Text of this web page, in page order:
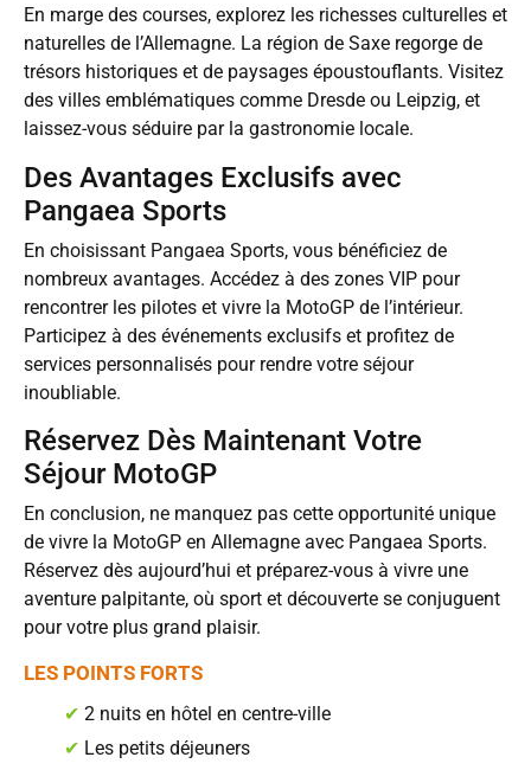
En marge des courses, explorez les richesses culturelles et
naturelles de l’Allemagne. La région de Saxe regorge de
trésors historiques et de paysages époustouflants. Visitez
des villes emblématiques comme Dresde ou Leipzig, et
laissez-vous séduire par la gastronomie locale.
Des Avantages Exclusifs avec
Pangaea Sports
En choisissant Pangaea Sports, vous bénéficiez de
nombreux avantages. Accédez à des zones VIP pour
rencontrer les pilotes et vivre la MotoGP de l’intérieur.
Participez à des événements exclusifs et profitez de
services personnalisés pour rendre votre séjour
inoubliable.
Réservez Dès Maintenant Votre
Séjour MotoGP
En conclusion, ne manquez pas cette opportunité unique
de vivre la MotoGP en Allemagne avec Pangaea Sports.
Réservez dès aujourd’hui et préparez-vous à vivre une
aventure palpitante, où sport et découverte se conjuguent
pour votre plus grand plaisir.
LES POINTS FORTS
✔2 nuits en hôtel en centre-ville
✔ Les petits déjeuners